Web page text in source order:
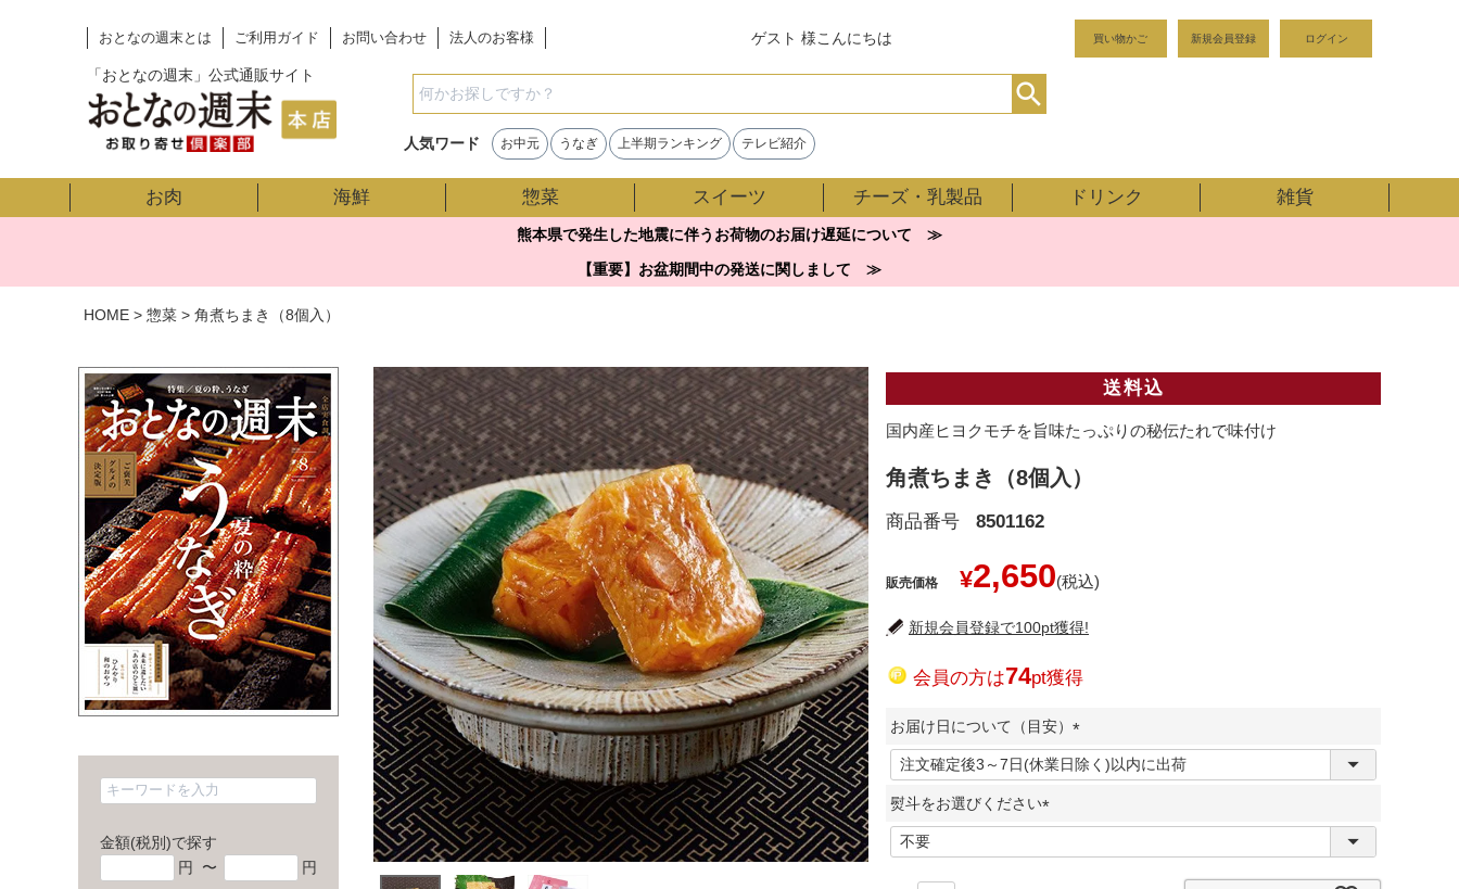
おとなの週末とは ご利用ガイド お問い合わせ 法人のお客様 ゲスト 様こんにちは
「おとなの週末」公式通販サイト
買い物かご 新規会員登録 ログイン
検索
人気ワード お中元 うなぎ 上半期ランキング テレビ紹介
お肉 海鮮 惣菜 スイーツ チーズ・乳製品 ドリンク 雑貨
熊本県で発生した地震に伴うお荷物のお届け遅延について ≫
【重要】お盆期間中の発送に関しまして ≫
HOME 惣菜 角煮ちまき（8個入）
金額(税別)で探す
円
〜 円
送料込
国内産ヒヨクモチを旨味たっぷりの秘伝たれで味付け
角煮ちまき（8個入）
商品番号 8501162
販売価格 ¥2,650
新規会員登録で100pt獲得!
会員の方は74pt獲得
お届け日について（目安）
(
必
)
熨斗をお選びください
必